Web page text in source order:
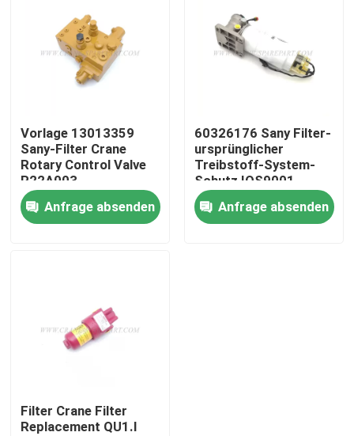
Produkte
Über uns
Fabrik Tour
Qualitätskontrolle
Kontakt
Referenzen
Crane Electrical Parts
Vorlage 13013359
Sany-Filter Crane
Rotary Control Valve
R22A003
Anfrage absenden
60326176 Sany Filter-
ursprünglicher
Treibstoff-System-
Schutz IOS9001
Anfrage absenden
Filter Crane Filter
Replacement QU1.I